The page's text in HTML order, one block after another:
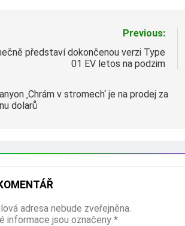
Previous:
představí dokončenou verzi Type
01 EV letos na podzim
‚Chrám v stromech‘ je na prodej za
dolarů
adresa nebude zveřejněna.
informace jsou označeny *